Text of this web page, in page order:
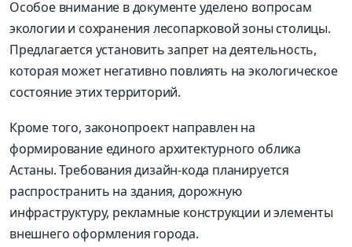
Особое внимание в документе уделено вопросам
экологии и сохранения лесопарковой зоны столицы.
Предлагается установить запрет на деятельность,
которая может негативно повлиять на экологическое
состояние этих территорий.
Кроме того, законопроект направлен на
формирование единого архитектурного облика
Астаны. Требования дизайн-кода планируется
распространить на здания, дорожную
инфраструктуру, рекламные конструкции и элементы
внешнего оформления города.